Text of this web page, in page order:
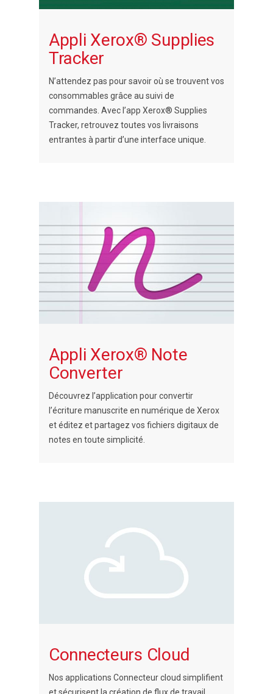
Appli Xerox® Supplies
Tracker
N’attendez pas pour savoir où se trouvent vos
consommables grâce au suivi de
commandes. Avec l’app Xerox® Supplies
Tracker, retrouvez toutes vos livraisons
entrantes à partir d’une interface unique.
Appli Xerox® Note
Converter
Découvrez l’application pour convertir
l’écriture manuscrite en numérique de Xerox
et éditez et partagez vos fichiers digitaux de
notes en toute simplicité.
Connecteurs Cloud
Nos applications Connecteur cloud simplifient
et sécurisent la création de flux de travail